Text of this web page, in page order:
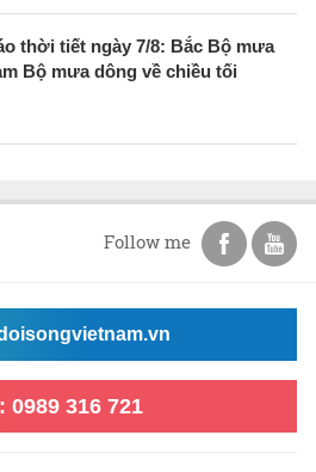
thời tiết ngày 7/8: Bắc Bộ mưa
Bộ mưa dông về chiều tối
Follow me
316 721